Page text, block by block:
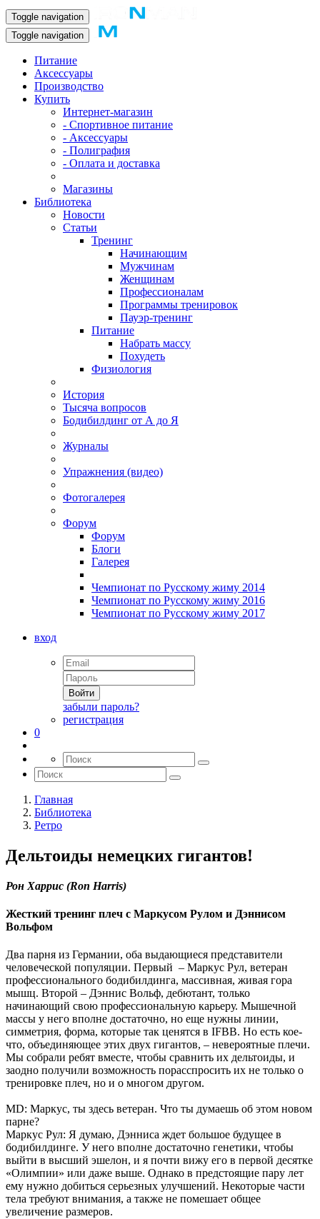
Toggle navigation
Toggle navigation
Питание
Аксессуары
Производство
Купить
Интернет-магазин
- Спортивное питание
- Аксессуары
- Полиграфия
- Оплата и доставка
Магазины
Библиотека
Новости
Статьи
Тренинг
Начинающим
Мужчинам
Женщинам
Профессионалам
Программы тренировок
Пауэр-тренинг
Питание
Набрать массу
Похудеть
Физиология
История
Тысяча вопросов
Бодибилдинг от А до Я
Журналы
Упражнения (видео)
Фотогалерея
Форум
Форум
Блоги
Галерея
Чемпионат по Русскому жиму 2014
Чемпионат по Русскому жиму 2016
Чемпионат по Русскому жиму 2017
вход
Войти
забыли пароль?
регистрация
0
Главная
Библиотека
Ретро
Дельтоиды немецких гигантов!
Рон Харрис (Ron Harris)
Жесткий тренинг плеч с Маркусом Рулом и Дэннисом
Вольфом
Два парня из Германии, оба выдающиеся представители
человеческой популяции. Первый – Маркус Рул, ветеран
профессионального бодибилдинга, массивная, живая гора
мышц. Второй – Дэннис Вольф, дебютант, только
начинающий свою профессиональную карьеру. Мышечной
массы у него вполне достаточно, но еще нужны линии,
симметрия, форма, которые так ценятся в IFBB. Но есть кое-
что, объединяющее этих двух гигантов, – невероятные плечи.
Мы собрали ребят вместе, чтобы сравнить их дельтоиды, и
заодно получили возможность порасспросить их не только о
тренировке плеч, но и о многом другом.
MD: Маркус, ты здесь ветеран. Что ты думаешь об этом новом
парне?
Маркус Рул: Я думаю, Дэнниса ждет большое будущее в
бодибилдинге. У него вполне достаточно генетики, чтобы
выйти в высший эшелон, и я почти вижу его в первой десятке
«Олимпии» или даже выше. Однако в предстоящие пару лет
ему нужно добиться серьезных улучшений. Некоторые части
тела требуют внимания, а также не помешает общее
увеличение размеров.